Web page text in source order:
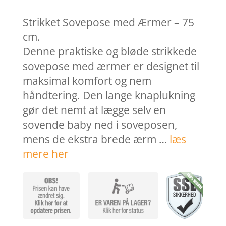
var:
529,95 kr..
pris
er:
Strikket Sovepose med Ærmer – 75
cm.
Denne praktiske og bløde strikkede
sovepose med ærmer er designet til
maksimal komfort og nem
håndtering. Den lange knaplukning
gør det nemt at lægge selv en
sovende baby ned i soveposen,
mens de ekstra brede ærm … læs
mere her